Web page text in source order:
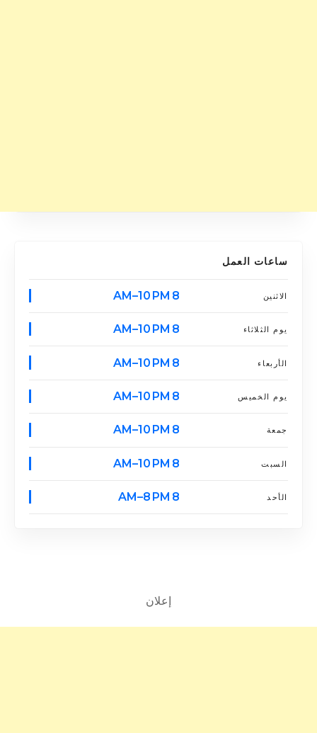
ساعات العمل
الاثنين 8 AM–10 PM
يوم الثلاثاء 8 AM–10 PM
الأربعاء 8 AM–10 PM
يوم الخميس 8 AM–10 PM
جمعة 8 AM–10 PM
السبت 8 AM–10 PM
الأحد 8 AM–8 PM
إعلان